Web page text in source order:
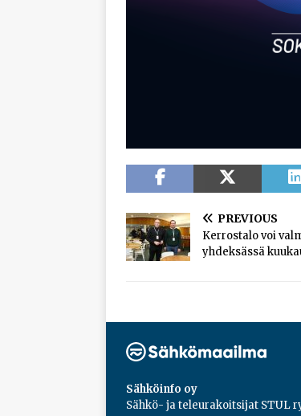
PREVIOUS
Kerrostalo voi
yhdeksässä
Sähköinfo oy
Sähkö- ja teleurakoitsijat STUL